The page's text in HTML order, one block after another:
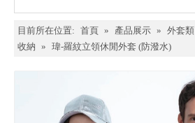
目前所在位置: 首頁 » 產品展示 » 外套類
收納 » 瑋-羅紋立領休閒外套 (防潑水)